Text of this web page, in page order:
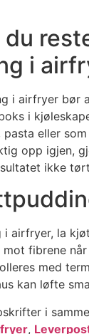
i
i airfryer bør
i
pasta eller
opp igjen,
ikke
i airfryer, la
fibrene når
med
kan løfte
i
,